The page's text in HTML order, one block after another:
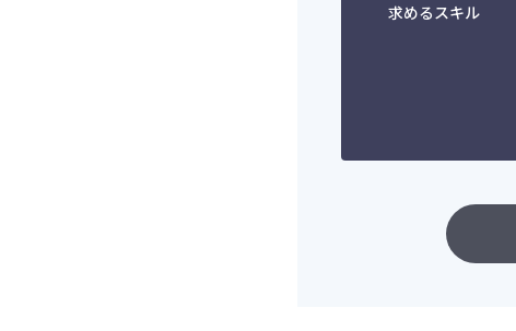
求めるスキル